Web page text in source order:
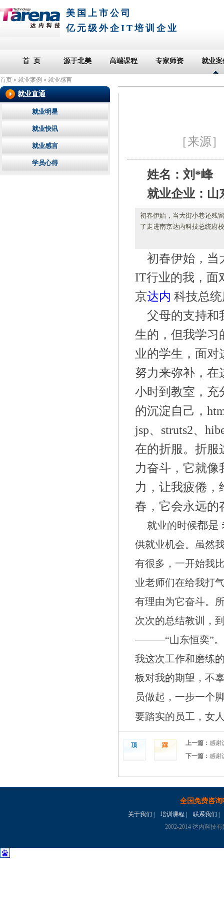
美国上市公司
亿元级外企IT培训企业
首 页 源于北美 高端课程 专家师资 就业案
首页 » 就业案例 » 就业感言
［来源
姓名：刘*峰
就业企业：山
初春伊始，当大街小巷还残
了走进南京达内科技总统府
初春伊始，当
IT行业的我，面
京达内 科技总
父母的支持和
生的，但我学习
业的学生，面对
努力来弥补，在
小时到教室，充
的沉淀自己，
jsp、 struts2、
在的折服。折服
力奋斗，它就像
力，让我疲倦，
春，它会永远的
就业的时候都是
供就业机会。虽然
有很多，一开始我
业老师们在给我打
有理由为它奋斗。
次次的总结教训，
———“山东恒奕”。
我这次工作和磨练
板对我的期望，不
员做起，一步一个
要踏实的员工，女
顶 踩 上一篇： 感谢
下一篇： 感谢
就业直通
就业明星
就业快讯
就业感言
学员心得
全国免费咨询
关于我们 培训课程 联系我们
2002-2014 达内科技